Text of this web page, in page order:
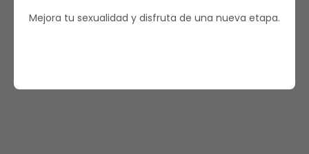
Mejora tu sexualidad y disfruta de una nueva etapa.